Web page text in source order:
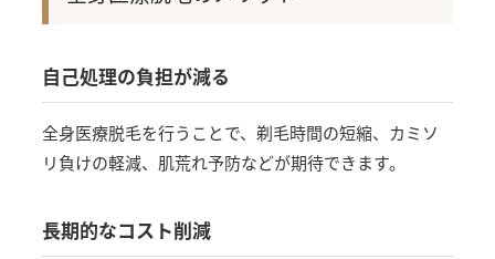
自己処理の負担が減る
全身医療脱毛を行うことで、剃毛時間の短縮、カミソ
リ負けの軽減、肌荒れ予防などが期待できます。
長期的なコスト削減